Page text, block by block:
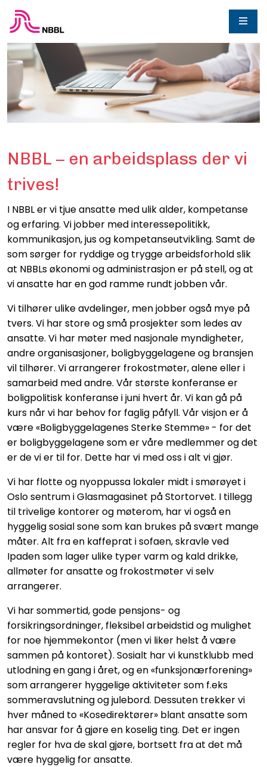
NBBL – en arbeidsplass der vi
trives!
I NBBL er vi tjue ansatte med ulik alder, kompetanse
og erfaring. Vi jobber med interessepolitikk,
kommunikasjon, jus og kompetanseutvikling. Samt de
som sørger for ryddige og trygge arbeidsforhold slik
at NBBLs økonomi og administrasjon er på stell, og at
vi ansatte har en god ramme rundt jobben vår.
Vi tilhører ulike avdelinger, men jobber også mye på
tvers. Vi har store og små prosjekter som ledes av
ansatte. Vi har møter med nasjonale myndigheter,
andre organisasjoner, boligbyggelagene og bransjen
vil tilhører. Vi arrangerer frokostmøter, alene eller i
samarbeid med andre. Vår største konferanse er
boligpolitisk konferanse i juni hvert år. Vi kan gå på
kurs når vi har behov for faglig påfyll. Vår visjon er å
være «Boligbyggelagenes Sterke Stemme» - for det
er boligbyggelagene som er våre medlemmer og det
er de vi er til for. Dette har vi med oss i alt vi gjør.
Vi har flotte og nyoppussa lokaler midt i smørøyet i
Oslo sentrum i Glasmagasinet på Stortorvet. I tillegg
til trivelige kontorer og møterom, har vi også en
hyggelig sosial sone som kan brukes på svært mange
måter. Alt fra en kaffeprat i sofaen, skravle ved
Ipaden som lager ulike typer varm og kald drikke,
allmøter for ansatte og frokostmøter vi selv
arrangerer.
Vi har sommertid, gode pensjons- og
forsikringsordninger, fleksibel arbeidstid og mulighet
for noe hjemmekontor (men vi liker helst å være
sammen på kontoret). Sosialt har vi kunstklubb med
utlodning en gang i året, og en «funksjonærforening»
som arrangerer hyggelige aktiviteter som f.eks
sommeravslutning og julebord. Dessuten trekker vi
hver måned to «Kosedirektører» blant ansatte som
har ansvar for å gjøre en koselig ting. Det er ingen
regler for hva de skal gjøre, bortsett fra at det må
være hyggelig for ansatte.